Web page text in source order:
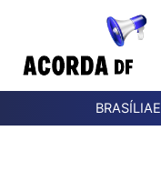
BRASÍLIA